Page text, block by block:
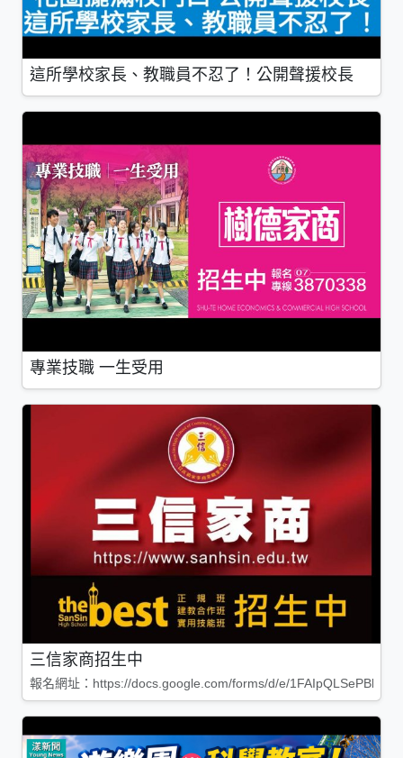
這所學校家長、教職員不忍了！公開聲援校長
專業技職 一生受用
三信家商招生中
報名網址：https://docs.google.com/forms/d/e/